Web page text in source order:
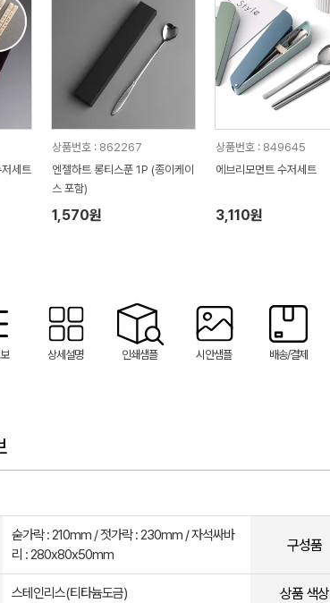
세트
상품번호 : 862267
엔젤하트 롱티스푼 1P (종이케이
스 포함)
1,570원
상품번호 : 849645
에브리모먼트 수저세트
3,110원
상세설명 인쇄샘플 시안샘플 배송/결제
숟가락 : 210mm / 젓가락 : 230mm / 자석싸바
리 : 280x80x50mm
구성품
스테인리스(티타늄도금) 상품 색상